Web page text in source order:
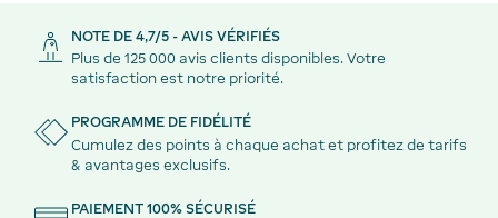
NOTE DE 4,7/5 - AVIS VÉRIFIÉS
Plus de 125 000 avis clients disponibles. Votre
satisfaction est notre priorité.
PROGRAMME DE FIDÉLITÉ
Cumulez des points à chaque achat et profitez de tarifs
& avantages exclusifs.
PAIEMENT 100% SÉCURISÉ